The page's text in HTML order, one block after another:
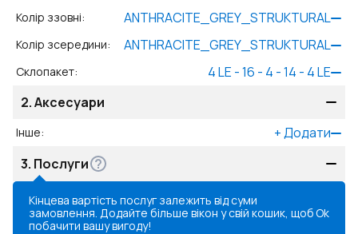
Колір ззовні: ANTHRACITE_GREY_STRUKTURAL
Колір зсередини: ANTHRACITE_GREY_STRUKTURAL
Склопакет:
4 LE - 16 - 4 - 14 - 4 LE
2.Аксесуари
Інше: +Додати
3. Послуги
Кінцева вартість послуг залежить від суми
замовлення. Додайте більше вікон у свій кошик, щоб
побачити вашу вигоду!
Ok